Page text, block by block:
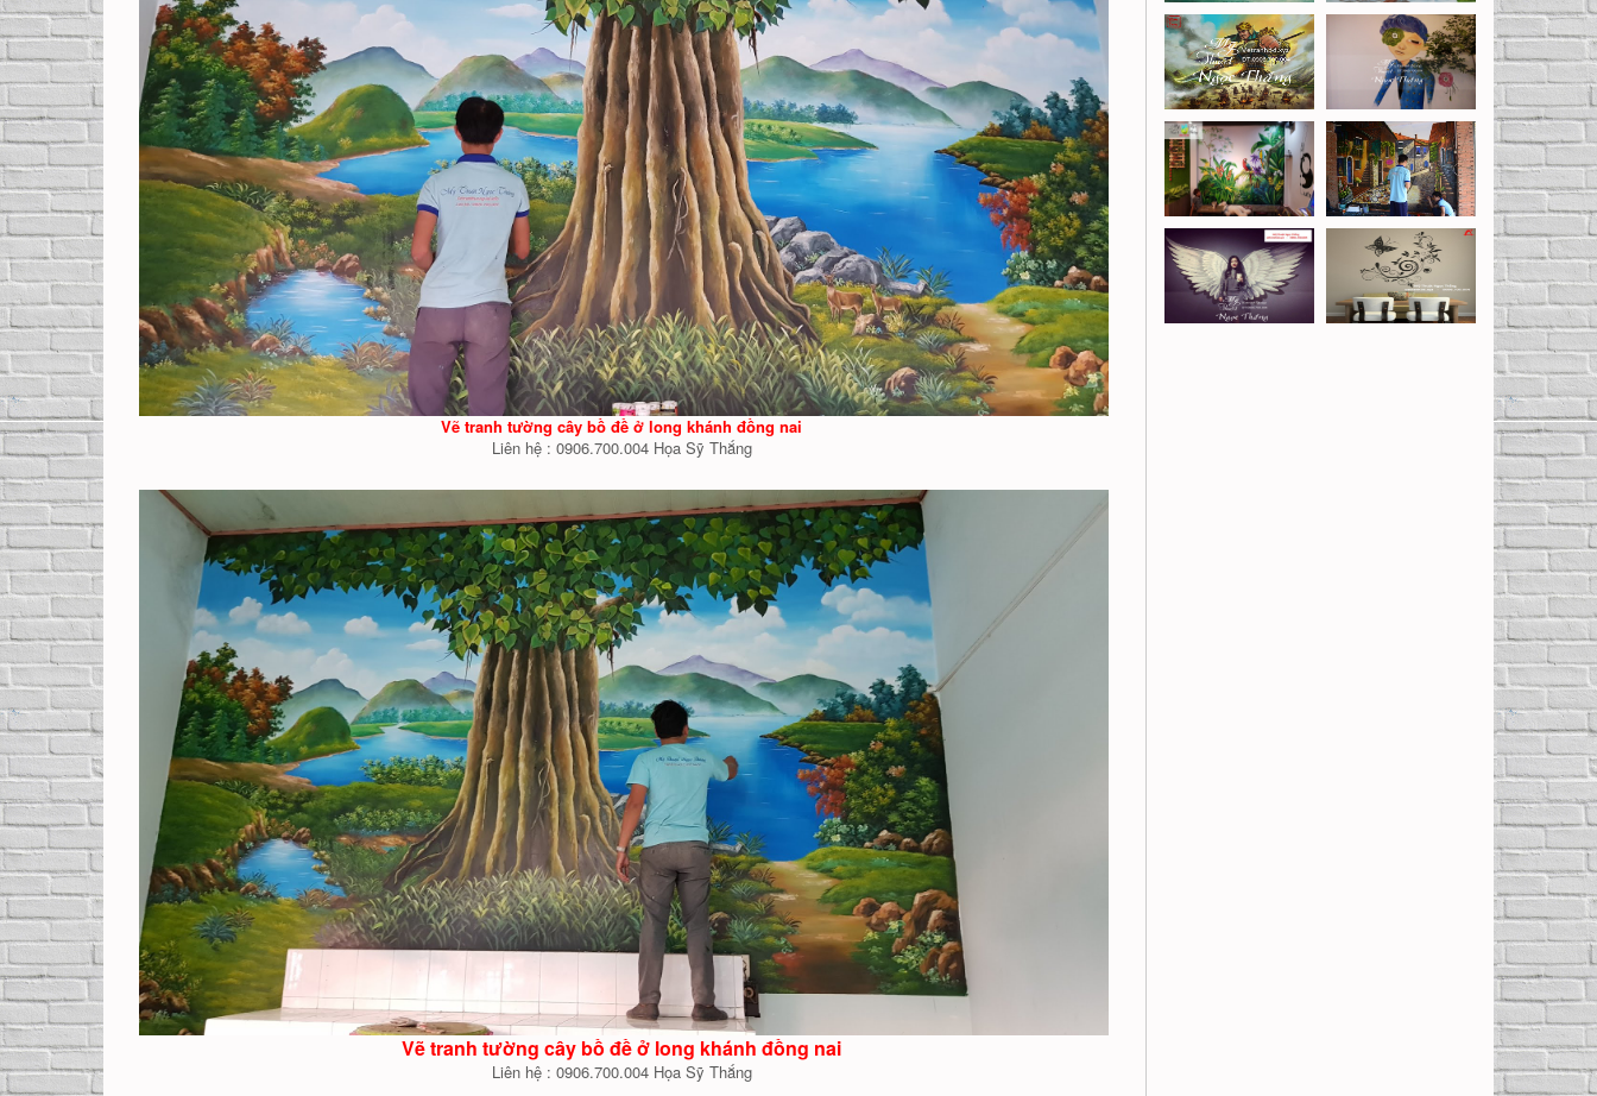
Vẽ tranh tường cây bồ đề ở long khánh đồng nai
Liên hệ : 0906.700.004 Họa Sỹ Thắng
Vẽ tranh tường cây bồ đề ở long khánh đồng nai
Liên hệ : 0906.700.004 Họa Sỹ Thắng